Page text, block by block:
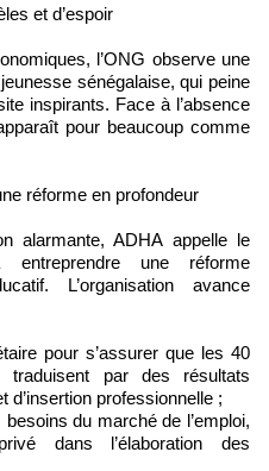
et d’espoir
l’ONG observe une
sénégalaise, qui peine
inspirants. Face à l’absence
pour beaucoup comme
réforme en profondeur
alarmante, ADHA appelle le
entreprendre une réforme
L’organisation avance
pour s’assurer que les 40
par des résultats
professionnelle ;
du marché de l’emploi,
dans l’élaboration des